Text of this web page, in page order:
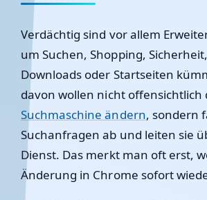
Verdächtig sind vor allem
um Suchen, Shopping, Sicherheit,
Downloads oder Startseiten
davon wollen nicht offensichtlich
Suchmaschine ändern, sondern
Suchanfragen ab und leiten sie
Dienst. Das merkt man oft erst,
Änderung in Chrome sofort